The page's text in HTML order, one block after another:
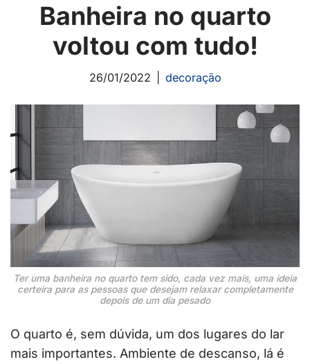
Banheira no quarto
voltou com tudo!
26/01/2022 decoração
Ter uma banheira no quarto tem sido, cada vez mais, uma ideia
certeira para as pessoas que desejam relaxar completamente
depois de um dia pesado
O quarto é, sem dúvida, um dos lugares do lar
mais importantes. Ambiente de descanso, lá é